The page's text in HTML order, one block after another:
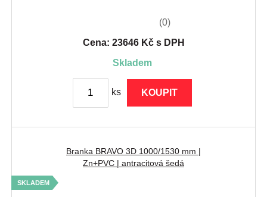
(0)
Cena: 23646 Kč s DPH
skladem
ks KOUPIT
Branka BRAVO 3D 1000/1530 mm |
Zn+PVC | antracitová šedá
SKLADEM